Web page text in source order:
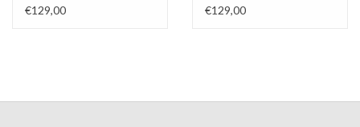
€129,00
€129,00